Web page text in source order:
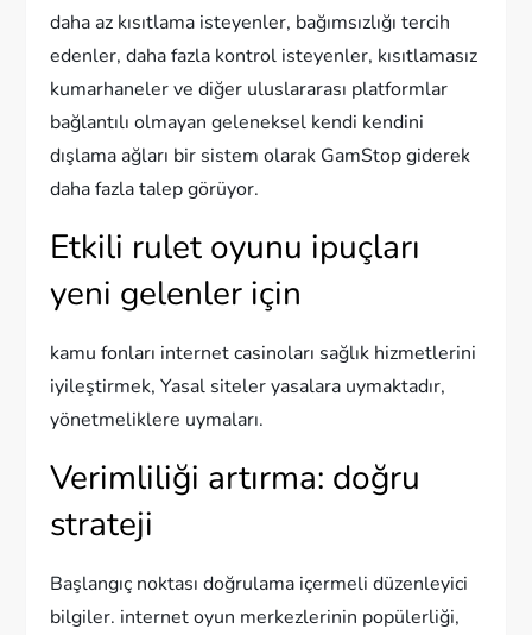
daha az kısıtlama isteyenler, bağımsızlığı tercih
edenler, daha fazla kontrol isteyenler, kısıtlamasız
kumarhaneler ve diğer uluslararası platformlar
bağlantılı olmayan geleneksel kendi kendini
dışlama ağları bir sistem olarak GamStop giderek
daha fazla talep görüyor.
Etkili rulet oyunu ipuçları
yeni gelenler için
kamu fonları internet casinoları sağlık hizmetlerini
iyileştirmek, Yasal siteler yasalara uymaktadır,
yönetmeliklere uymaları.
Verimliliği artırma: doğru
strateji
Başlangıç noktası doğrulama içermeli düzenleyici
bilgiler. internet oyun merkezlerinin popülerliği,